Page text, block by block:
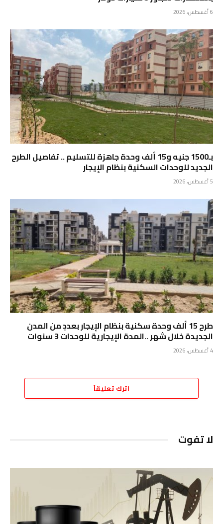
6 أغسطس، 2026
بـ1500 جنيه و15 ألف وحدة جاهزة للتسليم .. تفاصيل الطرح
الجديد للوحدات السكنية بنظام الإيجار
5 أغسطس، 2026
طرح 15 ألف وحدة سكنية بنظام الإيجار بعددٍ من المدن
الجديدة خلال شهر ..المدة الإيجارية للوحدات 3 سنوات
4 أغسطس، 2026
اترك تعليقاً
لا تفوت